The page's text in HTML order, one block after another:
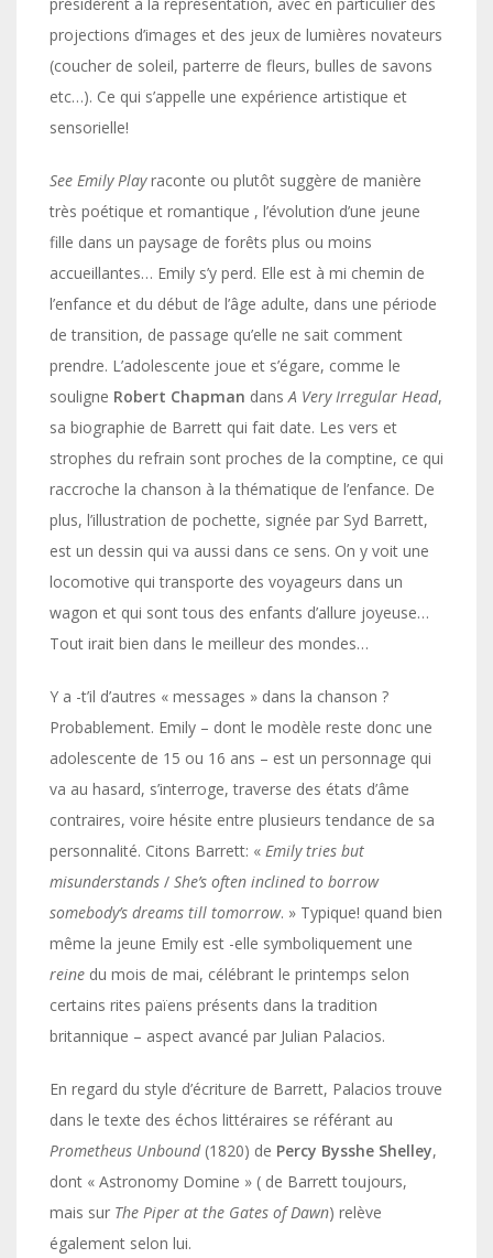
projections d’images et des jeux de lumières novateurs
(coucher de soleil, parterre de fleurs, bulles de savons
etc…). Ce qui s’appelle une expérience artistique et
sensorielle!
See Emily Playraconte ou plutôt suggère de manière
très poétique et romantique , l’évolution d’une jeune
fille dans un paysage de forêts plus ou moins
accueillantes… Emily s’y perd. Elle est à mi chemin de
l’enfance et du début de l’âge adulte, dans une période
de transition, de passage qu’elle ne sait comment
prendre. L’adolescente joue et s’égare, comme le
souligne Robert Chapman dansA Very Irregular Head,
sa biographie de Barrett qui fait date. Les vers et
strophes du refrain sont proches de la comptine, ce qui
raccroche la chanson à la thématique de l’enfance. De
plus, l’illustration de pochette, signée par Syd Barrett,
est un dessin qui va aussi dans ce sens. On y voit une
locomotive qui transporte des voyageurs dans un
wagon et qui sont tous des enfants d’allure joyeuse…
Tout irait bien dans le meilleur des mondes…
Y a -t’il d’autres « messages » dans la chanson ?
Probablement. Emily – dont le modèle reste donc une
adolescente de 15 ou 16 ans – est un personnage qui
va au hasard, s’interroge, traverse des états d’âme
contraires, voire hésite entre plusieurs tendance de sa
personnalité. Citons Barrett: « Emily tries but
misunderstands / She’s often inclined to borrow
somebody’s dreams till tomorrow. » Typique! quand bien
même la jeune Emily est -elle symboliquement une
reine du mois de mai, célébrant le printemps selon
certains rites païens présents dans la tradition
britannique – aspect avancé par Julian Palacios.
En regard du style d’écriture de Barrett, Palacios trouve
dans le texte des échos littéraires se référant au
Prometheus Unbound(1820) de Percy Bysshe Shelley,
dont « Astronomy Domine » ( de Barrett toujours,
mais sur The Piper at the Gates of Dawn) relève
également selon lui.